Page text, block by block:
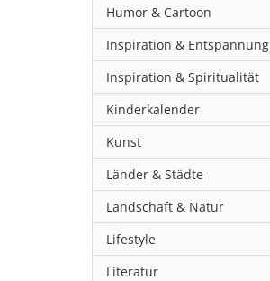
Humor & Cartoon
Inspiration & Entspannung
Inspiration & Spiritualität
Kinderkalender
Kunst
Länder & Städte
Landschaft & Natur
Lifestyle
Literatur